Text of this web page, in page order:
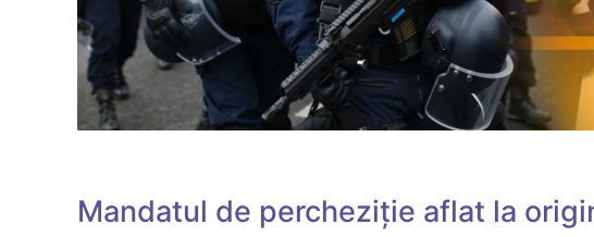
Mandatul de percheziție aflat la